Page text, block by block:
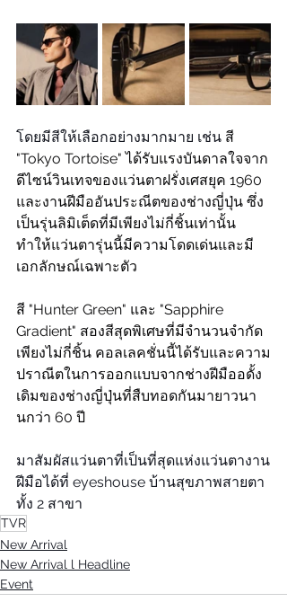
โดยมีสีให้เลือกอย่างมากมาย เช่น สี
"Tokyo Tortoise" ได้รับแรงบันดาลใจจาก
ดีไซน์วินเทจของแว่นตาฝรั่งเศสยุค 1960
และงานฝีมืออันประณีตของช่างญี่ปุ่น ซึ่ง
เป็นรุ่นลิมิเต็ดที่มีเพียงไม่กี่ชิ้นเท่านั้น
ทำให้แว่นตารุ่นนี้มีความโดดเด่นและมี
เอกลักษณ์เฉพาะตัว
สี "Hunter Green" และ "Sapphire
Gradient" สองสีสุดพิเศษที่มีจำนวนจำกัด
เพียงไม่กี่ชิ้น คอลเลคชั่นนี้ได้รับและความ
ปราณีตในการออกแบบจากช่างฝีมืออดั้ง
เดิมของช่างญี่ปุ่นที่สืบทอดกันมายาวนา
นกว่า 60 ปี
มาสัมผัสแว่นตาที่เป็นที่สุดแห่งแว่นตางาน
ฝีมือได้ที่ eyeshouse บ้านสุขภาพสายตา
ทั้ง 2 สาขา
TVR
New Arrival
New Arrival l Headline
Event